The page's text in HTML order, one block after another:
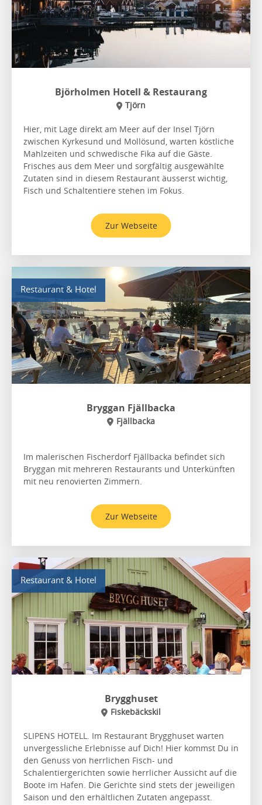
Björholmen Hotell & Restaurang
Tjörn
Hier, mit Lage direkt am Meer auf der Insel Tjörn
zwischen Kyrkesund und Mollösund, warten köstliche
Mahlzeiten und schwedische Fika auf die Gäste.
Frisches aus dem Meer und sorgfältig ausgewählte
Zutaten sind in diesem Restaurant äusserst wichtig,
Fisch und Schaltentiere stehen im Fokus.
Zur Webseite
Restaurant & Hotel
Bryggan Fjällbacka
Fjällbacka
Im malerischen Fischerdorf Fjällbacka befindet sich
Bryggan mit mehreren Restaurants und Unterkünften
mit neu renovierten Zimmern.
Zur Webseite
Restaurant & Hotel
Brygghuset
Fiskebäckskil
SLIPENS HOTELL. Im Restaurant Brygghuset warten
unvergessliche Erlebnisse auf Dich! Hier kommst Du in
den Genuss von herrlichen Fisch- und
Schalentiergerichten sowie herrlicher Aussicht auf die
Boote im Hafen. Die Gerichte sind stets der jeweiligen
Saison und den erhältlichen Zutaten angepasst.